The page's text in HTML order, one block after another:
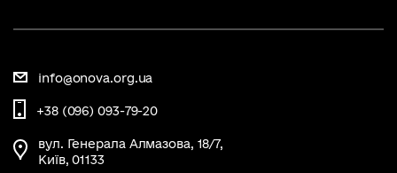
info@onova.org.ua
+38 (096) 093-79-20
вул. Генерала Алмазова, 18/7,
Київ, 01133